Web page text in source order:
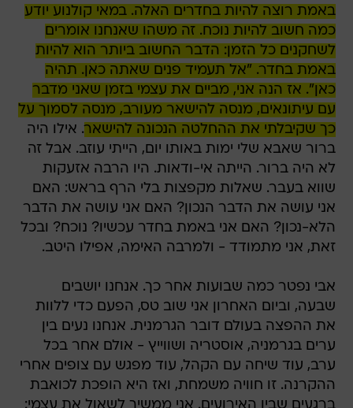
באמת רוצה להיות בחדרים האלה. במאי קולנוע יודע
כמה חשוב להיות נוכח. זה משהו שאנחנו אומרים
לשחקנים כל הזמן: הדבר החשוב ביותר הוא להיות
באמת בחדר. "אל תעמיד פנים שאתה כאן. תהיה
כאן". אז הנה אני, מביים את עצמי בזמן שאני מדבר
עם עיתונאים, מנסה להישאר מעורב, מנסה לסמוך על
כך שקיבלתי את ההחלטה הנכונה להישאר. אילו היה
ברור שאבא שלי ימות באותו יום, הייתי עוזב. אבל זה
לא היה ברור. הייתה אי-ודאות. היו הרבה אזעקות
שווא בעבר. שאלות מקפצות בלי הרף בראש: האם
אני עושה את הדבר הנכון? האם אני עושה את הדבר
הלא-נכון? האם אני באמת בחדר עכשיו? נוכח? ובכל
זאת, אני מתמודד - ולמרבה האימה, אפילו היטב.
אבי נפטר כמה שבועות אחר כך. אנחנו יושבים
שבעה, וביום האחרון אני שוב טס, הפעם כדי ללוות
את ההפצה בעולם דובר הגרמנית. אנחנו נעים בין
ערים בגרמניה, אוסטריה ושווייץ - אולם אחר בכל
ערב, עוד שיחה עם הקהל, עוד מפגש עם צופים אחרי
ההקרנה. זו חוויה משמחת, ואז היא הופכת לכואבת
ברגעים שבין האירועים. אני ממשיך לשאול את עצמי: